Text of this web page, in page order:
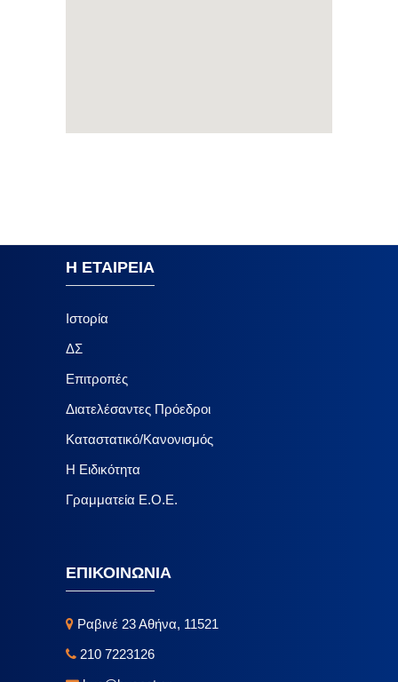
Η ΕΤΑΙΡΕΙΑ
Ιστορία
ΔΣ
Επιτροπές
Διατελέσαντες Πρόεδροι
Καταστατικό/Κανονισμός
Η Ειδικότητα
Γραμματεία Ε.Ο.Ε.
ΕΠΙΚΟΙΝΩΝΙΑ
Ραβινέ 23 Αθήνα, 11521
210 7223126